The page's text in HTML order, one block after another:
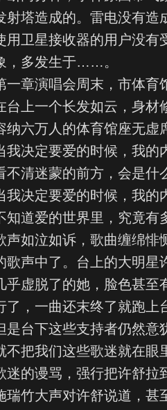
射塔造成的。雷电没有造
用卫星接收器的用户没有
，多发生于……。
一章演唱会周末，市体育
台上一个长发如云，身材
纳六万人的体育馆座无虚
我决定要爱的时候，我的
不清迷蒙的前方，会是什
我决定要爱的时候，我的
知道爱的世界里，究竟有
声如泣如诉，歌曲缠绵悱
歌声中了。台上的大明星
乎虚脱了的她，脸色甚
了，一曲还末终了就跑上
是台下这些支持者仍然意
不把我们这些歌迷就在眼
迷的谩骂，强行把许舒拉
瑞竹大声对许舒说道，甚